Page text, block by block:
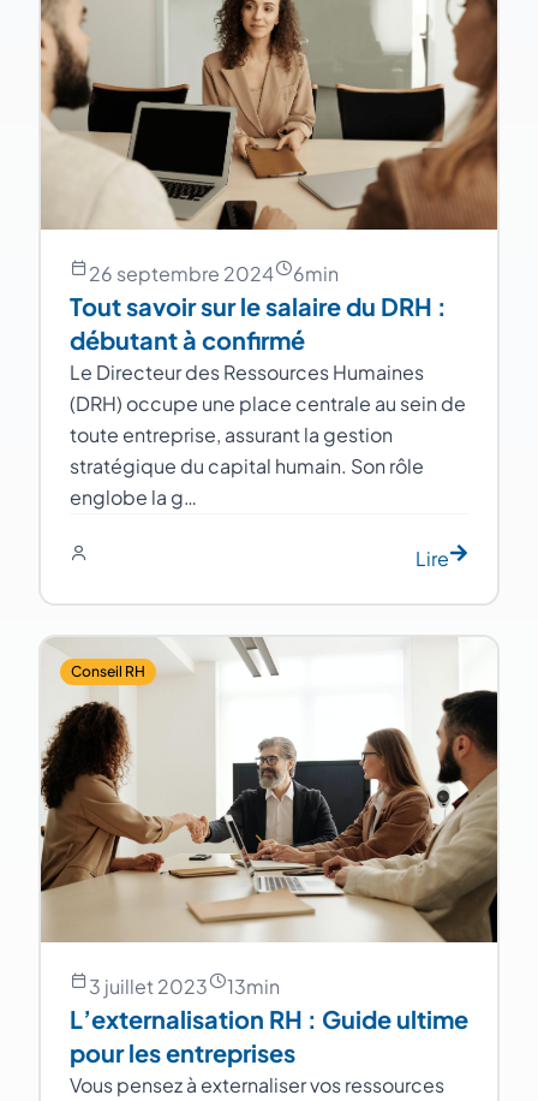
26 septembre 2024 6min
Tout savoir sur le salaire du DRH :
débutant à confirmé
Le Directeur des Ressources Humaines
(DRH) occupe une place centrale au sein de
toute entreprise, assurant la gestion
stratégique du capital humain. Son rôle
englobe la g…
Lire
Conseil RH
3 juillet 2023 13min
L’externalisation RH : Guide ultime
pour les entreprises
Vous pensez à externaliser vos ressources